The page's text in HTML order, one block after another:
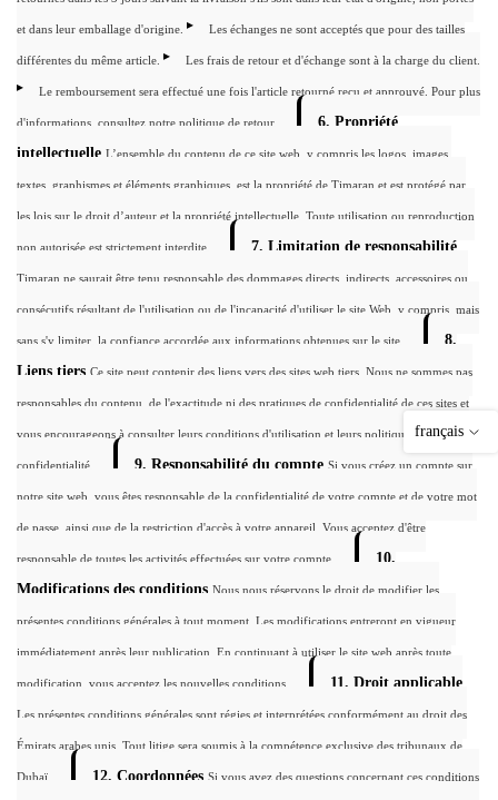
et dans leur emballage d'origine. Les échanges ne sont acceptés que pour des tailles
différentes du même article. Les frais de retour et d'échange sont à la charge du client.
Le remboursement sera effectué une fois l'article retourné reçu et approuvé. Pour plus
d'informations, consultez notre politique de retour.
6. Propriété
intellectuelle L’ensemble du contenu de ce site web, y compris les logos, images,
textes, graphismes et éléments graphiques, est la propriété de Timaran et est protégé par
les lois sur le droit d’auteur et la propriété intellectuelle. Toute utilisation ou reproduction
non autorisée est strictement interdite. 7. Limitation de responsabilité
Timaran ne saurait être tenu responsable des dommages directs, indirects, accessoires ou
consécutifs résultant de l'utilisation ou de l'incapacité d'utiliser le site Web, y compris, mais
sans s'y limiter, la confiance accordée aux informations obtenues sur le site.
8.
Liens tiers Ce site peut contenir des liens vers des sites web tiers. Nous ne sommes pas
responsables du contenu, de l'exactitude ni des pratiques de confidentialité de ces sites et
vous encourageons à consulter leurs conditions d'utilisation et leurs politiques de
confidentialité. 9. Responsabilité du compte Si vous créez un compte sur
notre site web, vous êtes responsable de la confidentialité de votre compte et de votre mot
de passe, ainsi que de la restriction d'accès à votre appareil. Vous acceptez d'être
responsable de toutes les activités effectuées sur votre compte.
10.
Modifications des conditions Nous nous réservons le droit de modifier les
présentes conditions générales à tout moment. Les modifications entreront en vigueur
immédiatement après leur publication. En continuant à utiliser le site web après toute
modification, vous acceptez les nouvelles conditions. 11. Droit applicable
Les présentes conditions générales sont régies et interprétées conformément au droit des
Émirats arabes unis. Tout litige sera soumis à la compétence exclusive des tribunaux de
Dubaï. 12. Coordonnées Si vous avez des questions concernant ces conditions
français